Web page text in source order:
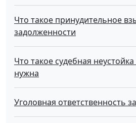
Что такое принудительное
задолженности
Что такое судебная
нужна
Уголовная ответственность